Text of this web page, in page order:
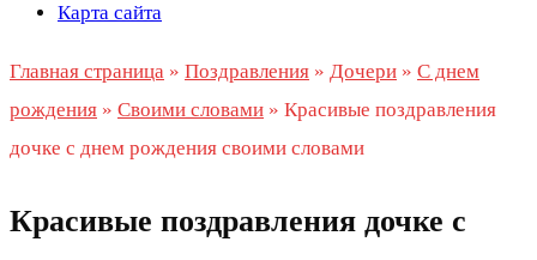
Карта сайта
Главная страница » Поздравления » Дочери » С днем
рождения » Своими словами » Красивые поздравления
дочке с днем рождения своими словами
Красивые поздравления дочке с